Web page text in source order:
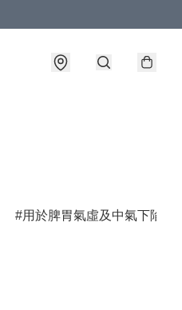
用於脾胃氣虛及中氣下陷諸